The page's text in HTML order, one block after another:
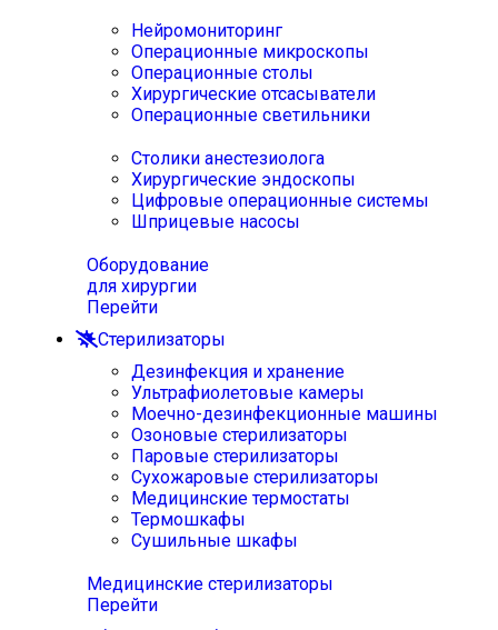
Нейромониторинг
Операционные микроскопы
Операционные столы
Хирургические отсасыватели
Операционные светильники
Столики анестезиолога
Хирургические эндоскопы
Цифровые операционные системы
Шприцевые насосы
Оборудование
для хирургии
Перейти
Стерилизаторы
Дезинфекция и хранение
Ультрафиолетовые камеры
Моечно-дезинфекционные машины
Озоновые стерилизаторы
Паровые стерилизаторы
Сухожаровые стерилизаторы
Медицинские термостаты
Термошкафы
Сушильные шкафы
Медицинские стерилизаторы
Перейти